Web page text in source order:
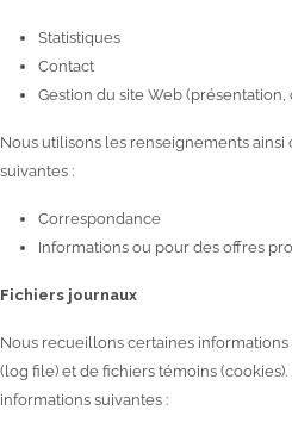
Statistiques
Contact
Gestion du site Web (présentation,
Nous utilisons les renseignements
suivantes :
Correspondance
Informations ou pour des offres
Fichiers journaux
Nous recueillons certaines
(log file) et de fichiers témoins
informations suivantes :